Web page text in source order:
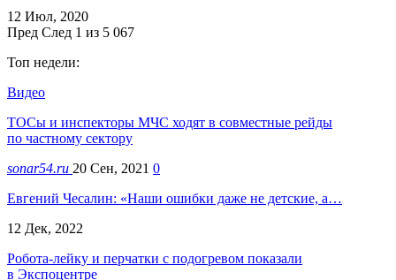
12 Июл, 2020
Пред След 1 из 5 067
Топ недели:
Видео
ТОСы и инспекторы МЧС ходят в совместные рейды
по частному сектору
sonar54.ru 20 Сен, 2021 0
Евгений Чесалин: «Наши ошибки даже не детские, а…
12 Дек, 2022
Робота-лейку и перчатки с подогревом показали
в Экспоцентре